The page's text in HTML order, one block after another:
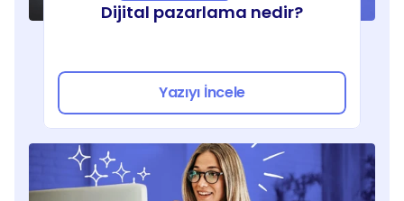
Dijital pazarlama nedir?
Yazıyı İncele